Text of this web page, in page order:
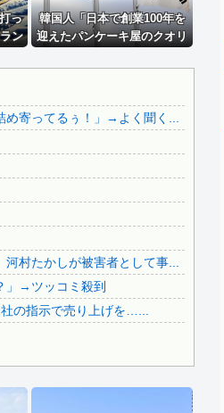
市の取り巻きが、声を上げる被災...
ムと、いいお肉と酒と、お風呂グ...
ご「いちごさん」の苗が何者かに...
と土葬も許可します」→3万人の...
トナム国籍の男が逮捕されまし...
・百田尚樹代表による『ペット...
での捜索終了 12人救助し7...
…1万年ぶり史上最大級の火山の...
リアにも0-1で敗北…3月のA...
カレンダーに日本の富士山・...
に0対4で完敗＝韓国の反応
っ
ン
外
韓国人「日本で創業100年を
迎えたパンケーキ屋のクオリ
「日本人が好きそう…（ﾌﾞﾙ
め寄ってるぅ！」→よく聞く...
村たかしが被害者として事...
」→ツッコミ殺到
の指示で売り上げを…...